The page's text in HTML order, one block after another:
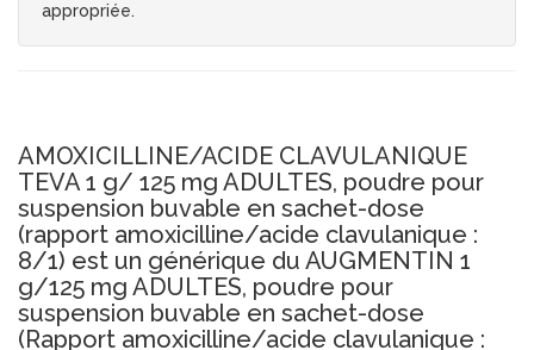
appropriée.
AMOXICILLINE/ACIDE CLAVULANIQUE
TEVA 1 g/ 125 mg ADULTES, poudre pour
suspension buvable en sachet-dose
(rapport amoxicilline/acide clavulanique :
8/1) est un générique du AUGMENTIN 1
g/125 mg ADULTES, poudre pour
suspension buvable en sachet-dose
(Rapport amoxicilline/acide clavulanique :